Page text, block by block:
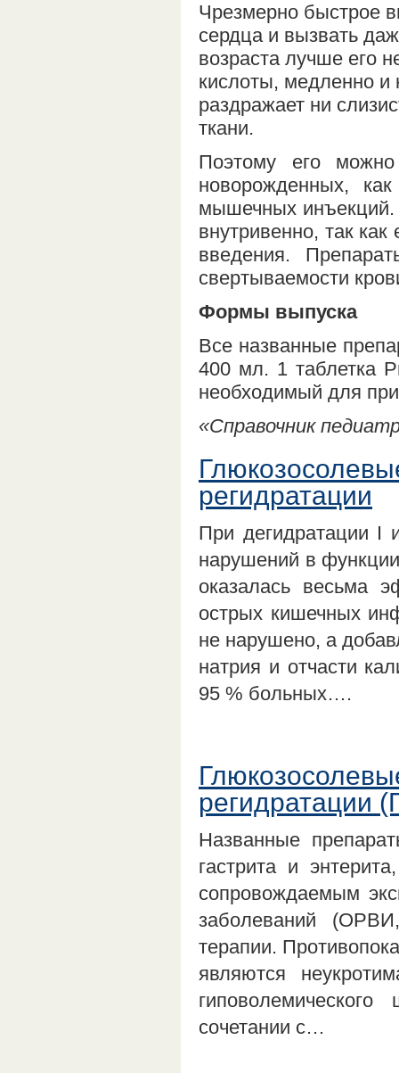
Чрезмерно быстрое
сердца и вызвать
возраста лучше его
кислоты, медленно и
раздражает ни
ткани.
Поэтому его
новорожденных,
мышечных инъекций.
внутривенно, так
введения.
свертываемости
Формы выпуска
Все названные
400 мл. 1 таблетка
необходимый для
«Справочник
регидратации
При дегидратации
нарушений в
оказалась весьма
острых кишечных
не нарушено, а
натрия и отчасти
95 % больных….
регидратации
Названные
гастрита и
сопровождаемым
заболеваний
терапии.
являются
сочетании с…